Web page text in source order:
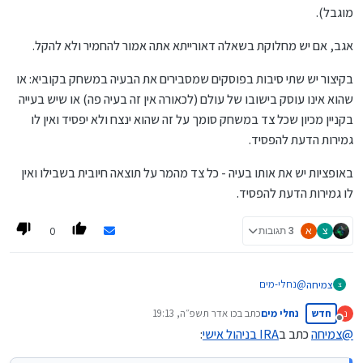
מוגבל).
אגב, אם יש מחלוקת בשאלה דאורייתא אתה אמור להחמיר ולא להקל.
בקיצור יש שתי סיבות בפוסקים שמסבירים את הבעיה במשחק בקוביא: או
שהוא אינו עוסק בישובו של עולם (לכאורה אין זה בעיה פה) או שיש בעייה
בקניין מכיון שכל צד במשחק סומך על זה שהוא ינצח ולא יפסיד ואין לו
גמירות הדעת להפסיד.
באופציות יש את אותו בעיה - כל צד מהמר על תוצאה חיובית בשבילו ואין
לו גמירות הדעת להפסיד.
צ א 3 תגובות 0
צ צמיחה@נחלי-מים
אבל עצם קניית מנייה הוא מחלוקת, וא"א להתעלם מכך שיש דעות שאתה
לא נקרא בעלים שם, ואין לך שום חלק באיסורים הללו. ואה"נ יש דעות
לגבי משחק בקוביא, זה חדש לי, דווקא התרשמתי מהרבנים שאופציות זה
הדבר שהכי כשר, אשמח להרחבה בעניין.
נ
מנותק
חדש נחלי מיםכתב בכו אדר תשפ״ה, 19:13
נערך לאחרונה על ידי
@צמיחהכתב בIRA בניהול אישי :